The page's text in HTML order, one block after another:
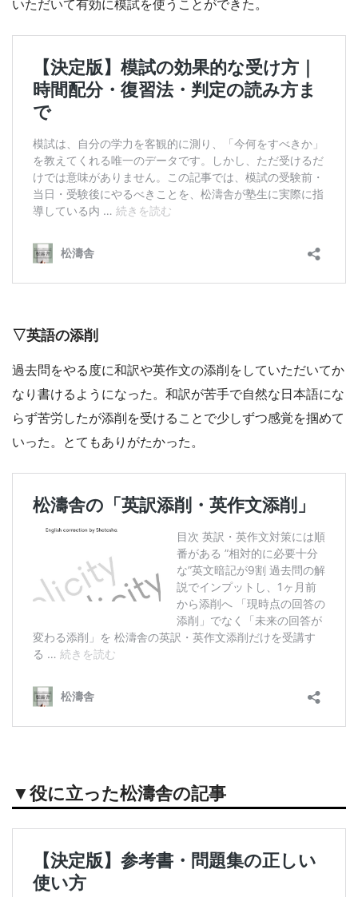
いただいて有効に模試を使うことができた。
▽英語の添削
過去問をやる度に和訳や英作文の添削をしていただいてか
なり書けるようになった。和訳が苦手で自然な日本語にな
らず苦労したが添削を受けることで少しずつ感覚を掴めて
いった。とてもありがたかった。
▼役に立った松濤舎の記事